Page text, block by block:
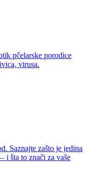
pčelarske porodice
virusa.
Saznajte zašto je jedina
i šta to znači za vaše